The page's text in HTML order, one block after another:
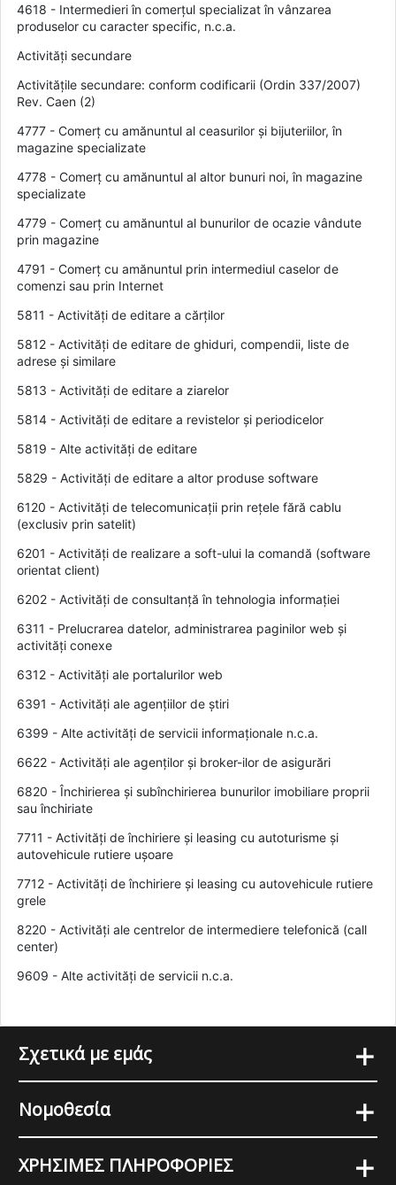
4618 - Intermedieri în comerțul specializat în vânzarea
produselor cu caracter specific, n.c.a.
Activități secundare
Activitățile secundare: conform codificarii (Ordin 337/2007)
Rev. Caen (2)
4777 - Comerț cu amănuntul al ceasurilor și bijuteriilor, în
magazine specializate
4778 - Comerț cu amănuntul al altor bunuri noi, în magazine
specializate
4779 - Comerț cu amănuntul al bunurilor de ocazie vândute
prin magazine
4791 - Comerț cu amănuntul prin intermediul caselor de
comenzi sau prin Internet
5811 - Activități de editare a cărților
5812 - Activități de editare de ghiduri, compendii, liste de
adrese și similare
5813 - Activități de editare a ziarelor
5814 - Activități de editare a revistelor și periodicelor
5819 - Alte activități de editare
5829 - Activități de editare a altor produse software
6120 - Activități de telecomunicații prin rețele fără cablu
(exclusiv prin satelit)
6201 - Activități de realizare a soft-ului la comandă (software
orientat client)
6202 - Activități de consultanță în tehnologia informației
6311 - Prelucrarea datelor, administrarea paginilor web și
activități conexe
6312 - Activități ale portalurilor web
6391 - Activități ale agențiilor de știri
6399 - Alte activități de servicii informaționale n.c.a.
6622 - Activități ale agenților și broker-ilor de asigurări
6820 - Închirierea și subînchirierea bunurilor imobiliare proprii
sau închiriate
7711 - Activități de închiriere și leasing cu autoturisme și
autovehicule rutiere ușoare
7712 - Activități de închiriere și leasing cu autovehicule rutiere
grele
8220 - Activități ale centrelor de intermediere telefonică (call
center)
9609 - Alte activități de servicii n.c.a.
Σχετικά με εμάς +
Νομοθεσία +
ΧΡΗΣΙΜΕΣ ΠΛΗΡΟΦΟΡΙΕΣ +